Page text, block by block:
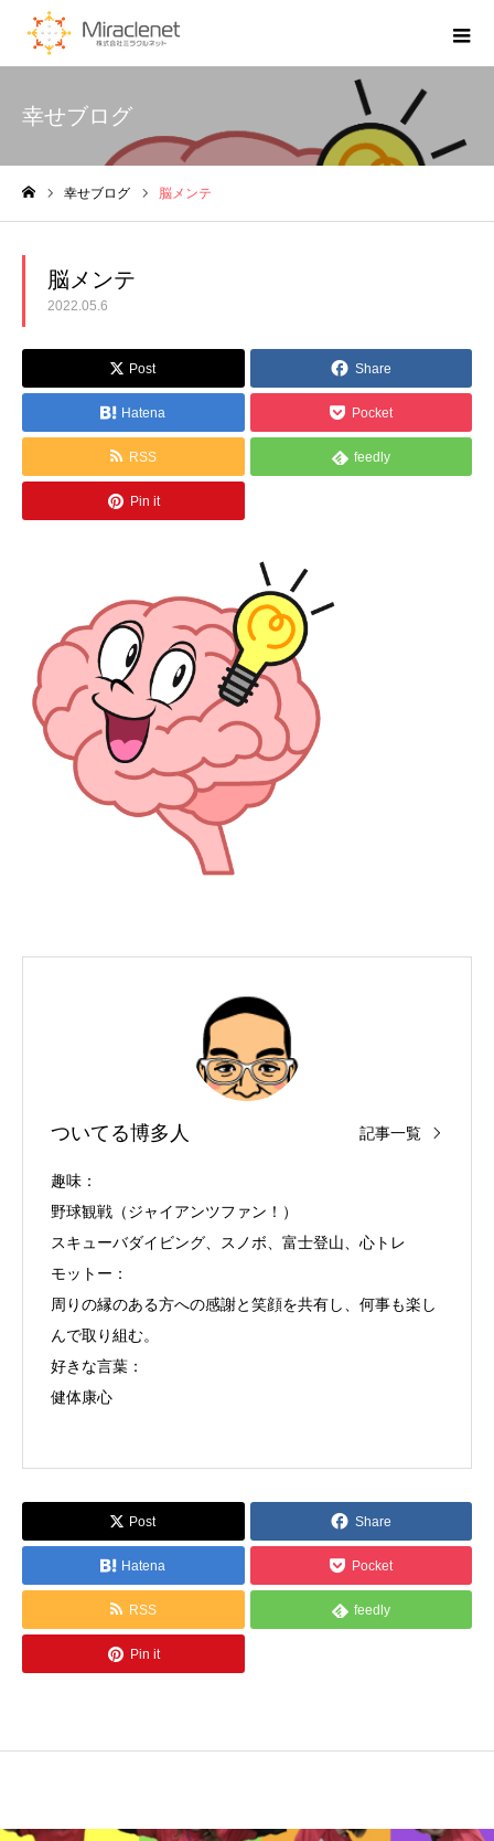
幸せブログ
幸せブログ 脳メンテ
脳メンテ
2022.05.6
Post Share
Hatena Pocket
RSS feedly
Pin it
ついてる博多人 記事一覧
趣味：
野球観戦（ジャイアンツファン！）
スキューバダイビング、スノボ、富士登山、心トレ
モットー：
周りの縁のある方への感謝と笑顔を共有し、何事も楽し
んで取り組む。
好きな言葉：
健体康心
Post Share
Hatena Pocket
RSS feedly
Pin it